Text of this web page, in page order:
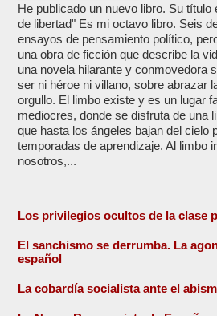
He publicado un nuevo libro. Su
de libertad" Es mi octavo libro. Seis
ensayos de pensamiento político,
una obra de ficción que describe la
una novela hilarante y conmovedora
ser ni héroe ni villano, sobre abrazar
orgullo. El limbo existe y es un lugar
mediocres, donde se disfruta de una
que hasta los ángeles bajan del cielo
temporadas de aprendizaje. Al limbo
nosotros,...
Los privilegios ocultos de la clase
El sanchismo se derrumba. La
español
La cobardía socialista ante el